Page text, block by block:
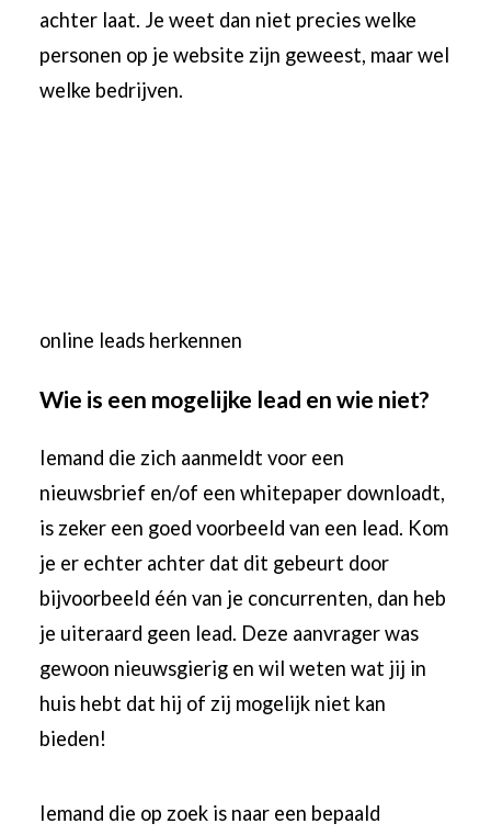
achter laat. Je weet dan niet precies welke
personen op je website zijn geweest, maar wel
welke bedrijven.
online leads herkennen
Wie is een mogelijke lead en wie niet?
Iemand die zich aanmeldt voor een
nieuwsbrief en/of een whitepaper downloadt,
is zeker een goed voorbeeld van een lead. Kom
je er echter achter dat dit gebeurt door
bijvoorbeeld één van je concurrenten, dan heb
je uiteraard geen lead. Deze aanvrager was
gewoon nieuwsgierig en wil weten wat jij in
huis hebt dat hij of zij mogelijk niet kan
bieden!
Iemand die op zoek is naar een bepaald